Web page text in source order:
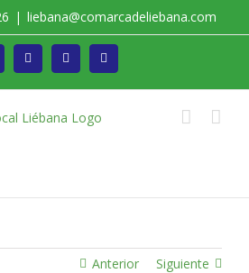
| liebana@comarcadeliebana.com
Facebook Twitter Instagram
Anterior Siguiente